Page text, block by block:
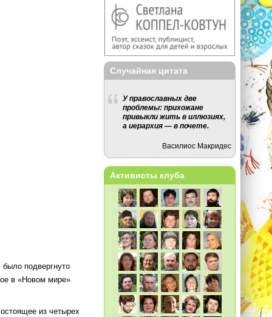
подвергнуто
в «Новом мире»
из четырех
Случайная цитата
У православных две
проблемы: прихожане
привыкли жить в иллюзиях,
а иерархия — в почете.
Василиос Макридес
Активисты клуба